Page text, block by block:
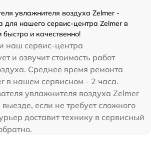
увлажнителя воздуха Zelmer -
для нашего сервис-центра Zelmer в
и качественно!
наш сервис-центра
и озвучит стоимость работ
Среднее время ремонта
в нашем сервисном - 2 часа.
увлажнителя воздуха Zelmer
если не требует сложного
доставит технику в сервисный